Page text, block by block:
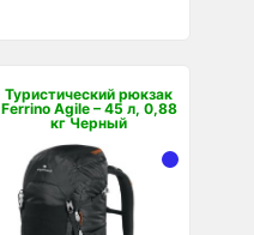
Туристический рюкзак
Ferrino Agile – 45 л, 0,88
кг Черный